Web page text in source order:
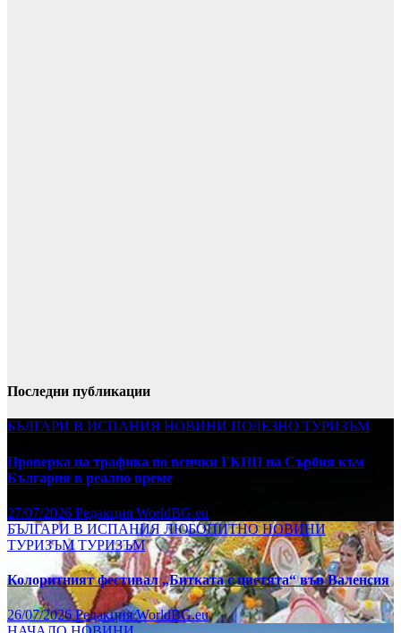
Последни публикации
БЪЛГАРИ В ИСПАНИЯ НОВИНИ ПОЛЕЗНО ТУРИЗЪМ
Проверка на трафика по всички ГКПП на Сърбия към
България в реално време
27/07/2026 Редакция WorldBG.eu
БЪЛГАРИ В ИСПАНИЯ ЛЮБОПИТНОНОВИНИ
ТУРИЗЪМТУРИЗЪМ
Колоритният фестивал „Битката с цветята“ във Валенсия
26/07/2026Редакция WorldBG.eu